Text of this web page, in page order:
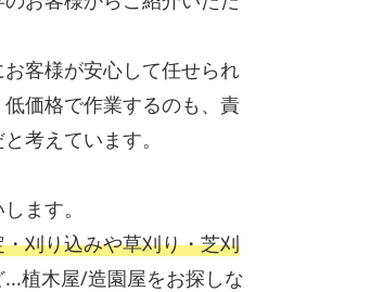
客様が安心して任せられ
価格で作業するのも、責
考えています。
ます。
刈り込みや草刈り・芝刈
...植木屋/造園屋をお探しな